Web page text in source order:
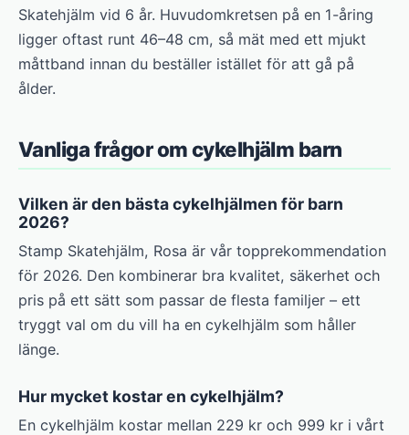
Skatehjälm vid 6 år. Huvudomkretsen på en 1-åring
ligger oftast runt 46–48 cm, så mät med ett mjukt
måttband innan du beställer istället för att gå på
ålder.
Vanliga frågor om cykelhjälm barn
Vilken är den bästa cykelhjälmen för barn
2026?
Stamp Skatehjälm, Rosa är vår topprekommendation
för 2026. Den kombinerar bra kvalitet, säkerhet och
pris på ett sätt som passar de flesta familjer – ett
tryggt val om du vill ha en cykelhjälm som håller
länge.
Hur mycket kostar en cykelhjälm?
En cykelhjälm kostar mellan 229 kr och 999 kr i vårt